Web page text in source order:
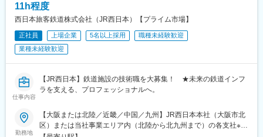
11h程度
西日本旅客鉄道株式会社（JR西日本）【プライム市場】
正社員 上場企業 5名以上採用
職種未経験歓迎
業種未経験歓迎
仕事内容
【JR西日本】鉄道施設の技術職を大募集！ ★未来の鉄道インフ
ラを支える、プロフェッショナルへ。
勤務地
【大阪または北陸／近畿／中国／九州】JR西日本本社（大阪市北
区）または当社事業エリア内（北陸から北九州まで）の各支社※可